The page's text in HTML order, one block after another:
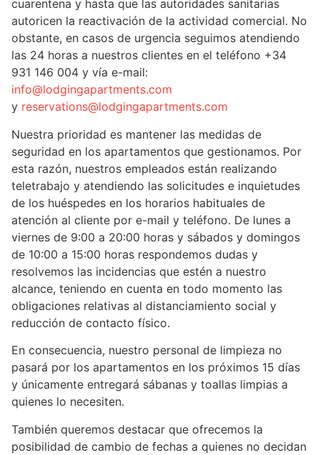
cuarentena y hasta que las autoridades sanitarias
autoricen la reactivación de la actividad comercial. No
obstante, en casos de urgencia seguimos atendiendo
las 24 horas a nuestros clientes en el teléfono +34
931 146 004 y vía e-mail:
info@lodgingapartments.com
y reservations@lodgingapartments.com
Nuestra prioridad es mantener las medidas de
seguridad en los apartamentos que gestionamos. Por
esta razón, nuestros empleados están realizando
teletrabajo y atendiendo las solicitudes e inquietudes
de los huéspedes en los horarios habituales de
atención al cliente por e-mail y teléfono. De lunes a
viernes de 9:00 a 20:00 horas y sábados y domingos
de 10:00 a 15:00 horas respondemos dudas y
resolvemos las incidencias que estén a nuestro
alcance, teniendo en cuenta en todo momento las
obligaciones relativas al distanciamiento social y
reducción de contacto físico.
En consecuencia, nuestro personal de limpieza no
pasará por los apartamentos en los próximos 15 días
y únicamente entregará sábanas y toallas limpias a
quienes lo necesiten.
También queremos destacar que ofrecemos la
posibilidad de cambio de fechas a quienes no decidan